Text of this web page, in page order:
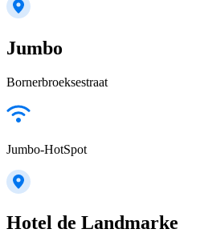
Jumbo
Bornerbroeksestraat
Jumbo-HotSpot
Hotel de Landmarke